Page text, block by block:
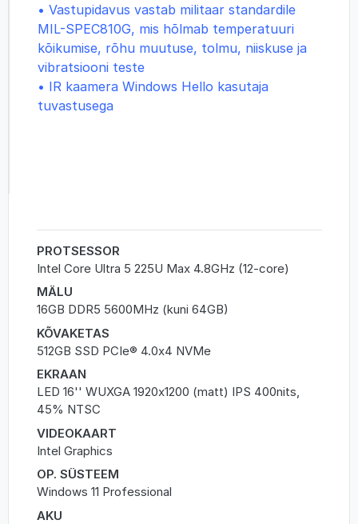
• Vastupidavus vastab militaar standardile
MIL-SPEC810G, mis hõlmab temperatuuri
kõikumise, rõhu muutuse, tolmu, niiskuse ja
vibratsiooni teste
• IR kaamera Windows Hello kasutaja
tuvastusega
PROTSESSOR
Intel Core Ultra 5 225U Max 4.8GHz (12-core)
MÄLU
16GB DDR5 5600MHz (kuni 64GB)
KÕVAKETAS
512GB SSD PCIe® 4.0x4 NVMe
EKRAAN
LED 16'' WUXGA 1920x1200 (matt) IPS 400nits,
45% NTSC
VIDEOKAART
Intel Graphics
OP. SÜSTEEM
Windows 11 Professional
AKU